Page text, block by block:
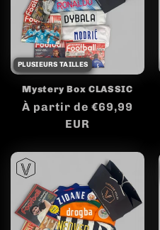
PLUSIEURS TAILLES
Mystery Box CLASSIC
Prix
À partir de €69,99
EUR